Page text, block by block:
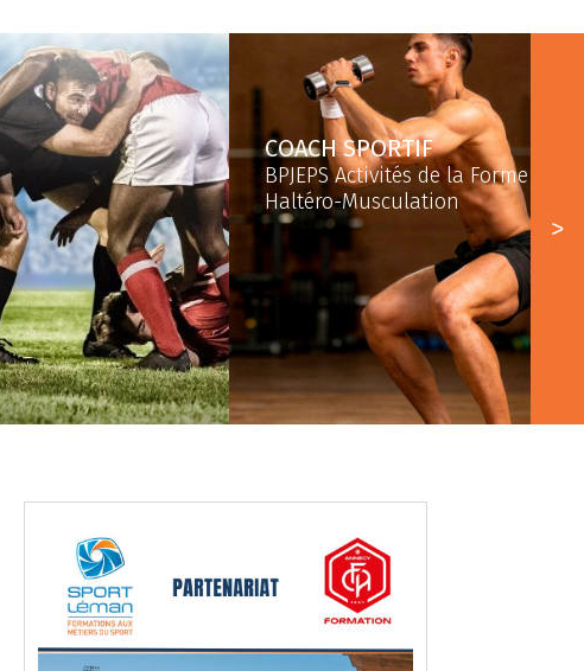
COACH SPORTIF
BPJEPS Activités de la Forme
Haltéro-Musculation